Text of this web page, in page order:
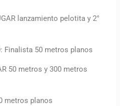
lanzamiento pelotita y 2°
Finalista 50 metros planos
50 metros y 300 metros
metros planos